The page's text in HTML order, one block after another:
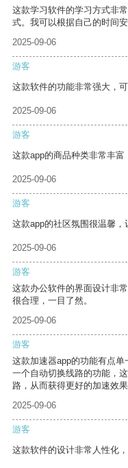
这款学习软件的学习方式非
式。我可以根据自己的时间安
2025-09-06
游客
这款软件的功能非常强大，
2025-09-06
游客
这款app的商品种类非常丰富
2025-09-06
游客
这款app的社区氛围很温馨，
2025-09-06
游客
这款办公软件的界面设计非
很合理，一目了然。
2025-09-06
游客
这款加速器app的功能有点
一个自动切换线路的功能，
路，从而获得更好的加速效果
2025-09-06
游客
这款软件的设计非常人性化